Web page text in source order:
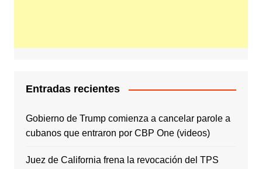
Entradas recientes
Gobierno de Trump comienza a cancelar parole a
cubanos que entraron por CBP One (videos)
Juez de California frena la revocación del TPS